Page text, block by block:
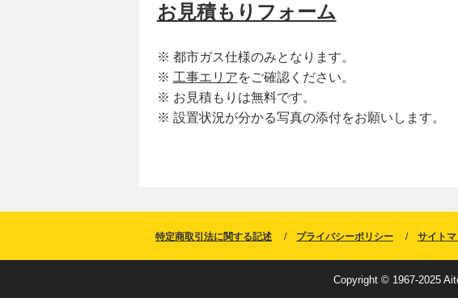
お見積もりフォーム
※ 都市ガス仕様のみとなります。
※ 工事エリアをご確認ください。
※ お見積もりは無料です。
※ 設置状況が分かる写真の添付をお願いします。
特定商取引法に関する記述 プライバシーポリシー サイト
Copyright © 1967-2025